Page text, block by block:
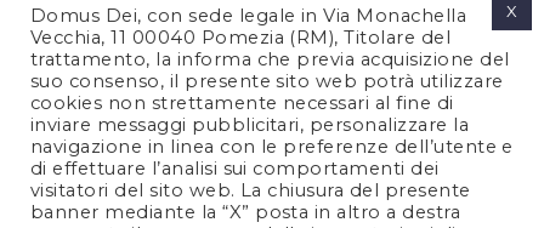
PRIVACY POLICY
COOKIES POLICY
LEGAL NOTES
CONTACTS
Domus Dei, con sede legale in Via Monachella
Vecchia, 11 00040 Pomezia (RM), Titolare del
trattamento, la informa che previa acquisizione del
suo consenso, il presente sito web potrà utilizzare
cookies non strettamente necessari al fine di
inviare messaggi pubblicitari, personalizzare la
navigazione in linea con le preferenze dell’utente e
di effettuare l’analisi sui comportamenti dei
visitatori del sito web. La chiusura del presente
banner mediante la “X” posta in altro a destra
X